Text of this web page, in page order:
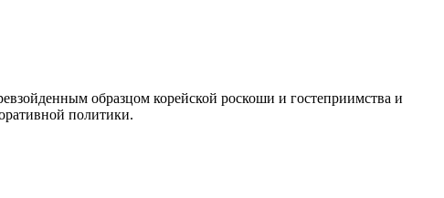
образцом корейской роскоши и гостеприимства и
политики.